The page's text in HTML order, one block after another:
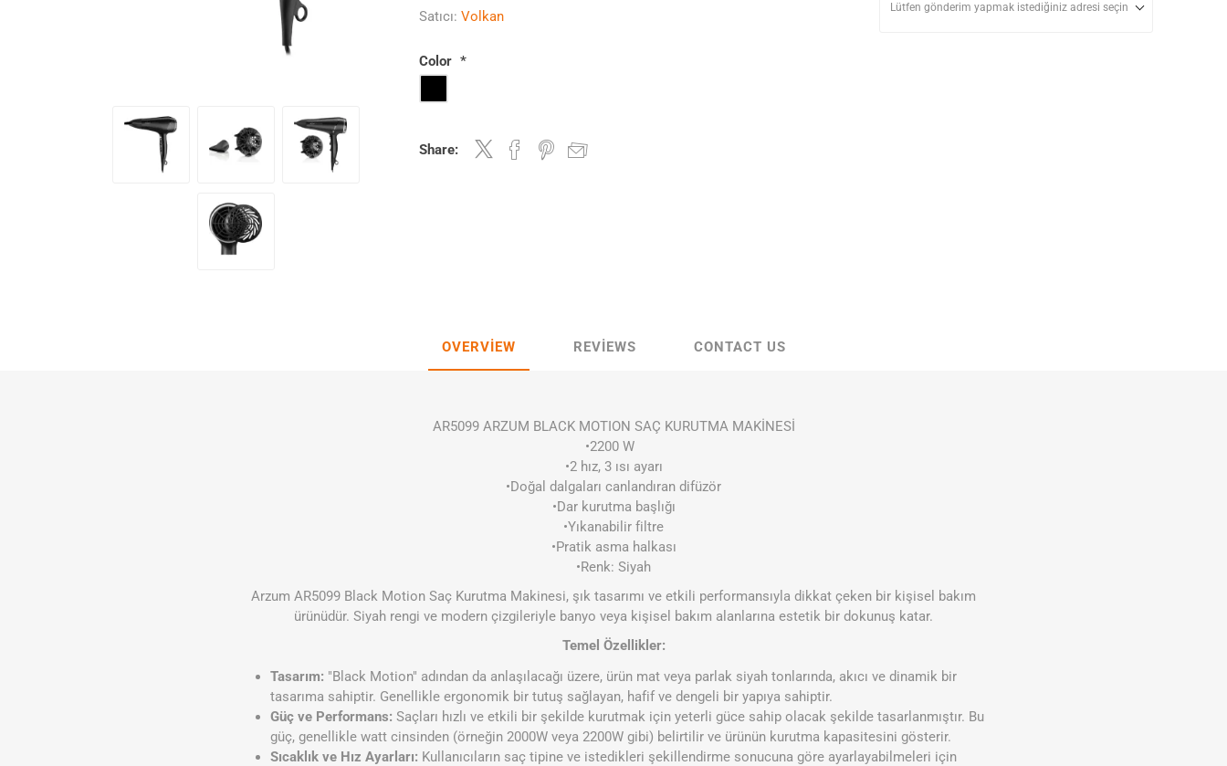
Satıcı: Volkan
Color *
Share:
Lütfen gönderim yapmak istediğiniz adresi seçin
OVERVIEW REVIEWS CONTACT US
AR5099 ARZUM BLACK MOTION SAÇ KURUTMA MAKİNESİ
•2200 W
•2 hız, 3 ısı ayarı
•Doğal dalgaları canlandıran difüzör
•Dar kurutma başlığı
•Yıkanabilir filtre
•Pratik asma halkası
•Renk: Siyah
Arzum AR5099 Black Motion Saç Kurutma Makinesi, şık tasarımı ve etkili performansıyla dikkat çeken bir kişisel bakım
ürünüdür. Siyah rengi ve modern çizgileriyle banyo veya kişisel bakım alanlarına estetik bir dokunuş katar.
Temel Özellikler:
Tasarım: "Black Motion" adından da anlaşılacağı üzere, ürün mat veya parlak siyah tonlarında, akıcı ve dinamik bir
tasarıma sahiptir. Genellikle ergonomik bir tutuş sağlayan, hafif ve dengeli bir yapıya sahiptir.
Güç ve Performans: Saçları hızlı ve etkili bir şekilde kurutmak için yeterli güce sahip olacak şekilde tasarlanmıştır. Bu
güç, genellikle watt cinsinden (örneğin 2000W veya 2200W gibi) belirtilir ve ürünün kurutma kapasitesini gösterir.
Sıcaklık ve Hız Ayarları: Kullanıcıların saç tipine ve istedikleri şekillendirme sonucuna göre ayarlayabilmeleri için